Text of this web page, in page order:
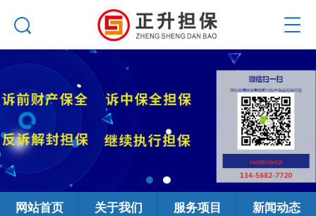
网站首页 关于我们 服务项目 新闻动态